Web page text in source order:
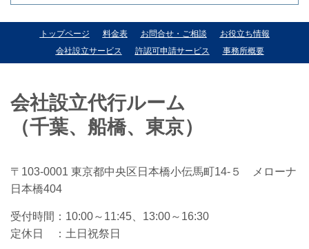
トップページ 料金表 お問合せ・ご相談
お役立ち情報
会社設立サービス
許認可申請サービス 事務所概要
会社設立代行ルーム
（千葉、船橋、東京）
〒103-0001 東京都中央区日本橋小伝馬町14-５ メローナ
日本橋404
受付時間： 10:00～11:45、13:00～16:30
定休日 ： 土日祝祭日